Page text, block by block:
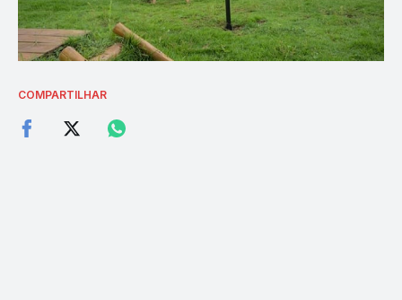
COMPARTILHAR